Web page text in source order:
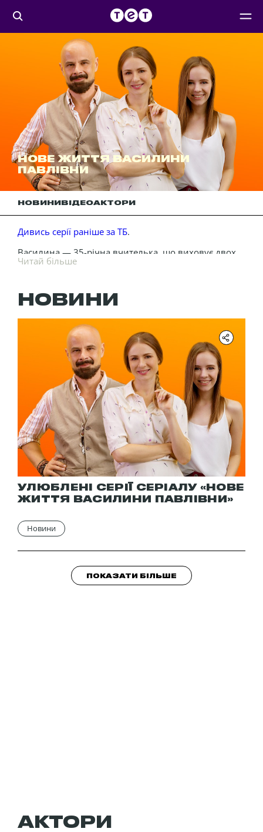
НОВЕ ЖИТТЯ ВАСИЛИНИ
ПАВЛІВНИ
НОВИНИ ВІДЕОАКТОРИ
Дивись серії раніше за ТБ.
Василина — 35-річна вчителька, що виховує двох
дітей та мешкає під одним дахом із колишнім
приносить їй радості. Але раптом Василина
собі. Відтепер життя жінки назавжди зміниться.
Читай більше
НОВИНИ
УЛЮБЛЕНІ СЕРІЇ СЕРІАЛУ «НОВЕ
ЖИТТЯ ВАСИЛИНИ ПАВЛІВНИ»
Новини
ПОКАЗАТИ БІЛЬШЕ
АКТОРИ